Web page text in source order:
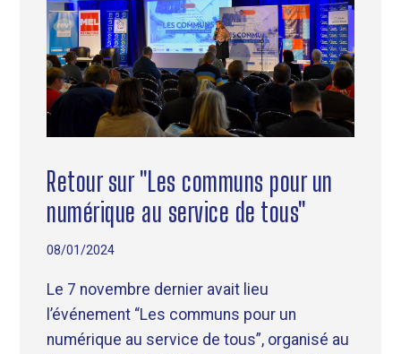
Retour sur "Les communs pour un
numérique au service de tous"
08/01/2024
Le 7 novembre dernier avait lieu
l’événement “Les communs pour un
numérique au service de tous”, organisé au